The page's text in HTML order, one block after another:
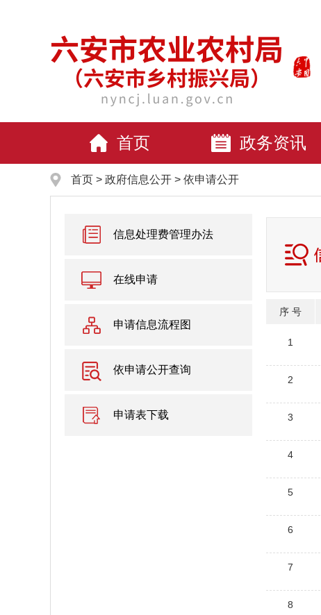
首页 政务资讯
首页 > 政府信息公开 > 依申请公开
信息处理费管理办法
在线申请
申请信息流程图
依申请公开查询
申请表下载
序 号
1
2
3
4
5
6
7
8